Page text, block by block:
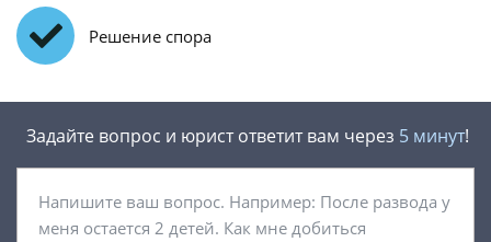
Решение спора
Задайте вопрос и юрист ответит вам через 5 минут!